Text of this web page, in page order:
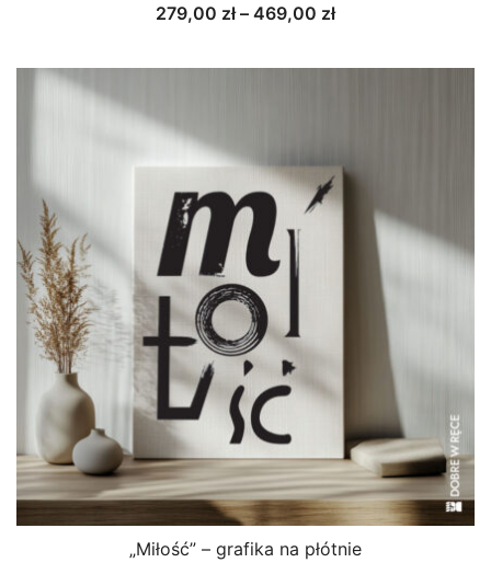
279,00 zł – 469,00 złZakres
od
„Miłość” – grafika na płótnie